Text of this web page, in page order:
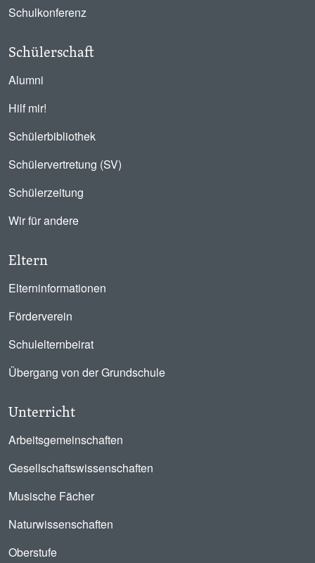
Schulkonferenz
Schülerschaft
Alumni
Hilf mir!
Schülerbibliothek
Schülervertretung (SV)
Schülerzeitung
Wir für andere
Eltern
Elterninformationen
Förderverein
Schulelternbeirat
Übergang von der Grundschule
Unterricht
Arbeitsgemeinschaften
Gesellschaftswissenschaften
Musische Fächer
Naturwissenschaften
Oberstufe